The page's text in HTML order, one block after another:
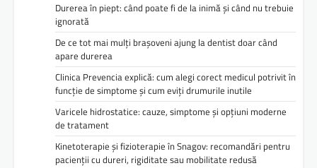
Durerea în piept: când poate fi de la inimă și când nu trebuie
ignorată
De ce tot mai mulți brașoveni ajung la dentist doar când
apare durerea
Clinica Prevencia explică: cum alegi corect medicul potrivit în
funcție de simptome și cum eviți drumurile inutile
Varicele hidrostatice: cauze, simptome și opțiuni moderne
de tratament
Kinetoterapie și fizioterapie în Snagov: recomandări pentru
pacienții cu dureri, rigiditate sau mobilitate redusă